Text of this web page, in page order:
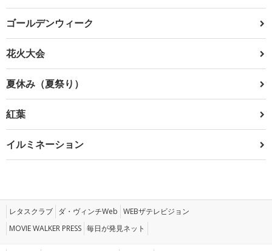
ゴールデンウィーク
花火大会
夏休み（夏祭り）
紅葉
イルミネーション
レタスクラブ ダ・ヴィンチWeb WEBザテレビジョン
MOVIE WALKER PRESS 毎日が発見ネット